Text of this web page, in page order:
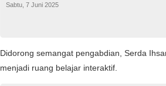
Sabtu, 7 Juni 2025
Didorong semangat pengabdian, Serda
menjadi ruang belajar interaktif.